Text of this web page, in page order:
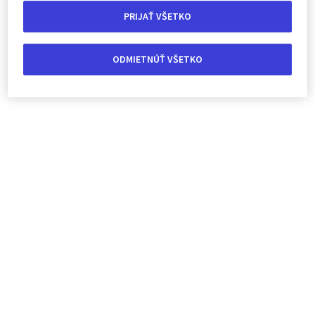
ODMIETNÚŤ VŠETKO
PRIJAŤ VŠETKO